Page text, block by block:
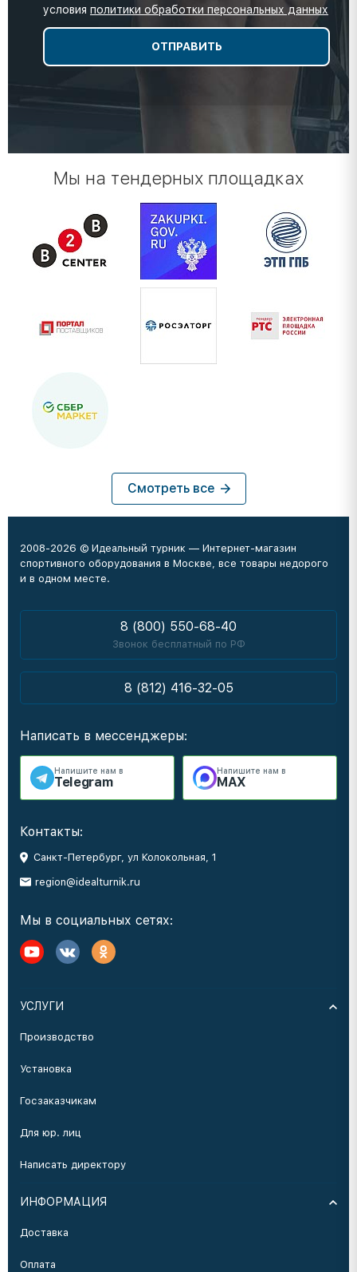
условия политики обработки персональных данных
Мы на тендерных площадках
Смотреть все
2008-2026 © Идеальный турник — Интернет-магазин
спортивного оборудования в Москве, все товары недорого
и в одном месте.
8 (800) 550-68-40
Звонок бесплатный по РФ
8 (812) 416-32-05
Написать в мессенджеры:
Напишите нам в
Telegram
Напишите нам в
MAX
Контакты:
Санкт-Петербург, ул Колокольная, 1
region@idealturnik.ru
Мы в социальных сетях:
УСЛУГИ
Производство
Установка
Госзаказчикам
Для юр. лиц
Написать директору
ИНФОРМАЦИЯ
Доставка
Оплата